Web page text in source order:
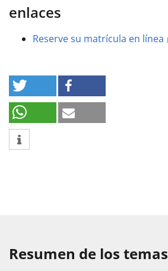
enlaces
Reserve su matrícula en línea
Resumen de los temas